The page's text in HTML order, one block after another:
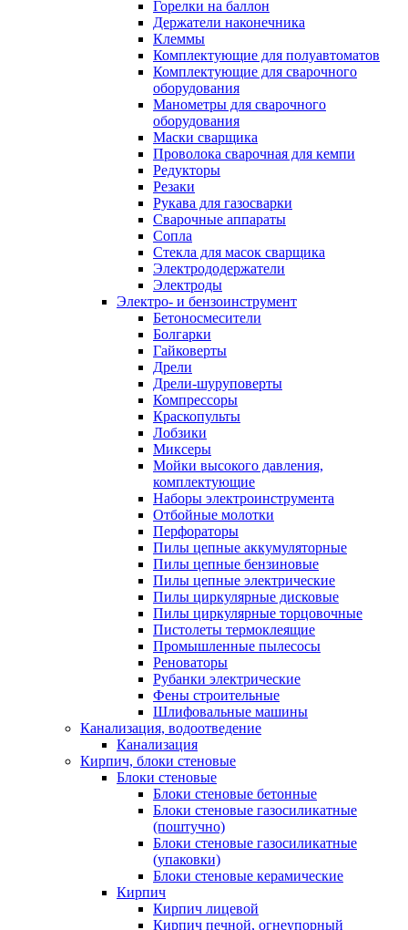
Горелки на баллон
Держатели наконечника
Клеммы
Комплектующие для полуавтоматов
Комплектующие для сварочного
оборудования
Манометры для сварочного
оборудования
Маски сварщика
Проволока сварочная для кемпи
Редукторы
Резаки
Рукава для газосварки
Сварочные аппараты
Сопла
Стекла для масок сварщика
Электрододержатели
Электроды
Электро- и бензоинструмент
Бетоносмесители
Болгарки
Гайковерты
Дрели
Дрели-шуруповерты
Компрессоры
Краскопульты
Лобзики
Миксеры
Мойки высокого давления,
комплектующие
Наборы электроинструмента
Отбойные молотки
Перфораторы
Пилы цепные аккумуляторные
Пилы цепные бензиновые
Пилы цепные электрические
Пилы циркулярные дисковые
Пилы циркулярные торцовочные
Пистолеты термоклеящие
Промышленные пылесосы
Реноваторы
Рубанки электрические
Фены строительные
Шлифовальные машины
Канализация, водоотведение
Канализация
Кирпич, блоки стеновые
Блоки стеновые
Блоки стеновые бетонные
Блоки стеновые газосиликатные
(поштучно)
Блоки стеновые газосиликатные
(упаковки)
Блоки стеновые керамические
Кирпич
Кирпич лицевой
Кирпич печной, огнеупорный